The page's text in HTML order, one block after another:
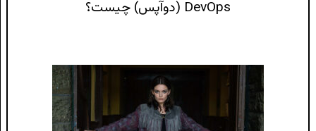
DevOps (دوآپس) چیست؟